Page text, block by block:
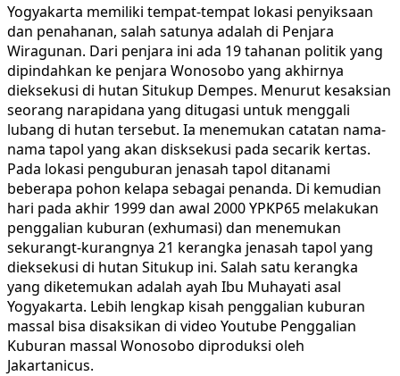
Yogyakarta memiliki tempat-tempat lokasi penyiksaan
dan penahanan, salah satunya adalah di Penjara
Wiragunan. Dari penjara ini ada 19 tahanan politik yang
dipindahkan ke penjara Wonosobo yang akhirnya
dieksekusi di hutan Situkup Dempes. Menurut kesaksian
seorang narapidana yang ditugasi untuk menggali
lubang di hutan tersebut. Ia menemukan catatan nama-
nama tapol yang akan disksekusi pada secarik kertas.
Pada lokasi penguburan jenasah tapol ditanami
beberapa pohon kelapa sebagai penanda. Di kemudian
hari pada akhir 1999 dan awal 2000 YPKP65 melakukan
penggalian kuburan (exhumasi) dan menemukan
sekurangt-kurangnya 21 kerangka jenasah tapol yang
dieksekusi di hutan Situkup ini. Salah satu kerangka
yang diketemukan adalah ayah Ibu Muhayati asal
Yogyakarta. Lebih lengkap kisah penggalian kuburan
massal bisa disaksikan di video Youtube Penggalian
Kuburan massal Wonosobo diproduksi oleh
Jakartanicus.